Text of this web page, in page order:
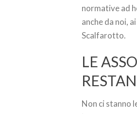
normative ad
anche da noi,
Scalfarotto.
LE
Non ci stanno